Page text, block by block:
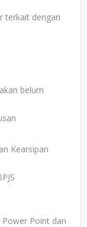
terkait dengan
belum
Kearsipan
Power Point dan